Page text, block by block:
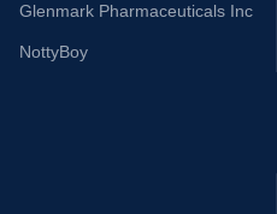
Glenmark Pharmaceuticals Inc
NottyBoy